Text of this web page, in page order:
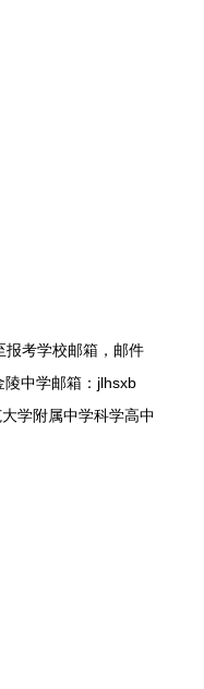
考学校邮箱，邮件
陵中学邮箱：jlhsxb
学附属中学科学高中